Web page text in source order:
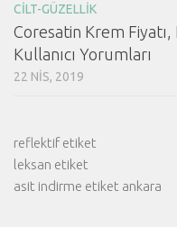
CILT-GÜZELLIK
Coresatin Krem Fiyatı,
Kullanıcı Yorumları
22 NIS, 2019
reflektif etiket
leksan etiket
asit indirme etiket ankara